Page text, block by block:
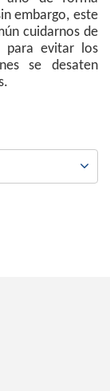
embargo, este
cuidarnos de
para evitar los
se desaten
